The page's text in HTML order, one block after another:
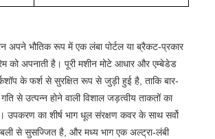
अपने भौतिक रूप में एक लंबा पोर्टल या ब्रैकट-प्रकार
को अपनाती है। पूरी मशीन मोटे आधार और एम्बेडेड
के फर्श से सुरक्षित रूप से जुड़ी हुई है, ताकि बार-
गति से उत्पन्न होने वाली विशाल जड़त्वीय ताकतों का
उपकरण का शीर्ष भाग धूल संरक्षण कवर के साथ सर्वो
से सुसज्जित है, और मध्य भाग एक अल्ट्रा-लंबी